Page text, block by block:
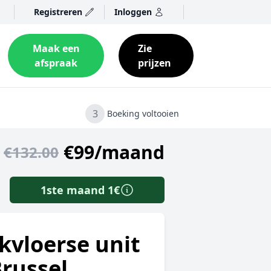
Registreren Inloggen
Maak een
afspraak
Zie
prijzen
3 Boeking voltooien
€132.00 €99/maand
1ste maand 1€
unit